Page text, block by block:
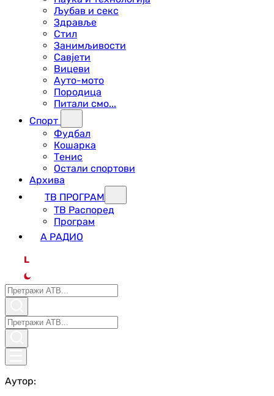
Љубав и секс
Здравље
Стил
Занимљивости
Савјети
Вицеви
Ауто-мото
Породица
Питали смо...
Спорт
Фудбал
Кошарка
Тенис
Остали спортови
Архива
ТВ ПРОГРАМ
ТВ Распоред
Програм
А РАДИО
L
Аутор: